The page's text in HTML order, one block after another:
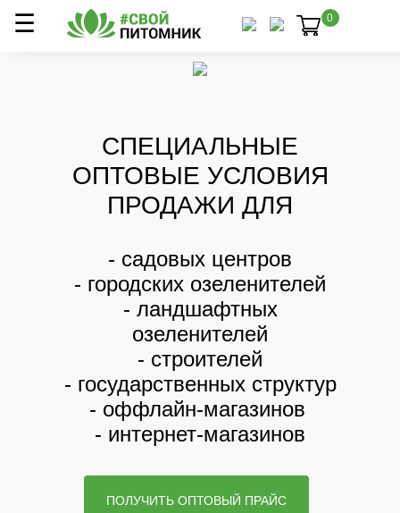
0
СПЕЦИАЛЬНЫЕ
ОПТОВЫЕ УСЛОВИЯ
ПРОДАЖИ ДЛЯ
- садовых центров
- городских озеленителей
- ландшафтных
озеленителей
- строителей
- государственных структур
- оффлайн-магазинов
- интернет-магазинов
ПОЛУЧИТЬ ОПТОВЫЙ ПРАЙС